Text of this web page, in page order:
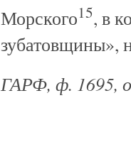
Морского15, в
зубатовщины»,
ГАРФ, ф. 1695,